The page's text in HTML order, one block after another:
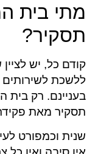
מתי בית
תסקיר?
קודם כל, יש
ללשכת לשירותים
בעניינם. רק בית
תסקיר מאת
שנית וכמפורט